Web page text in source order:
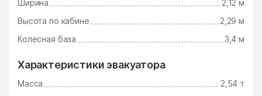
Ширина
2,12 м
Высота по кабине
2,29 м
Колесная база
3,4 м
Характеристики эвакуатора
Масса
2,54 т
Ушаково Фаустово
Федино Федурново
Федюково
Филимоновское